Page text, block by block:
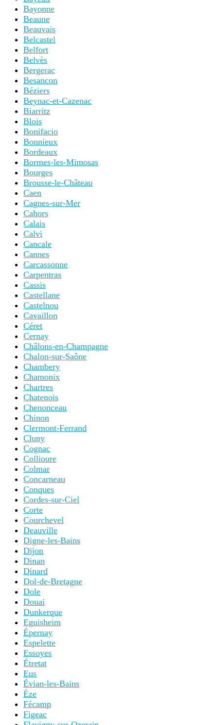
Bayonne
Beaune
Beauvais
Belcastel
Belfort
Belvès
Bergerac
Besancon
Béziers
Beynac-et-Cazenac
Biarritz
Blois
Bonifacio
Bonnieux
Bordeaux
Bormes-les-Mimosas
Bourges
Brousse-le-Château
Caen
Cagnes-sur-Mer
Cahors
Calais
Calvi
Cancale
Cannes
Carcassonne
Carpentras
Cassis
Castellane
Castelnou
Cavaillon
Céret
Cernay
Châlons-en-Champagne
Chalon-sur-Saône
Chambery
Chamonix
Chartres
Chatenois
Chenonceau
Chinon
Clermont-Ferrand
Cluny
Cognac
Collioure
Colmar
Concarneau
Conques
Cordes-sur-Ciel
Corte
Courchevel
Deauville
Digne-les-Bains
Dijon
Dinan
Dinard
Dol-de-Bretagne
Dole
Douai
Dunkerque
Eguisheim
Épernay
Espelette
Essoyes
Étretat
Eus
Évian-les-Bains
Èze
Fécamp
Figeac